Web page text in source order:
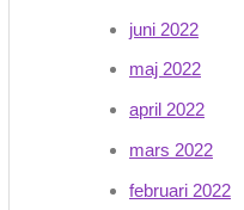
juni 2022
maj 2022
april 2022
mars 2022
februari 2022